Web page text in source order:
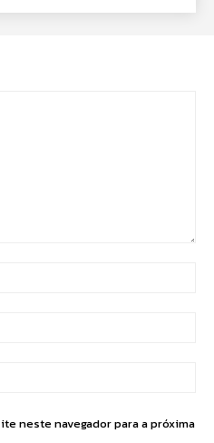
neste navegador para a próxima